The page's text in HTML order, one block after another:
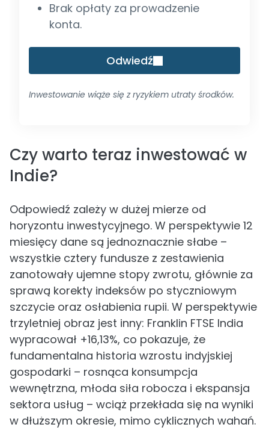
Brak opłaty za prowadzenie
konta.
Odwiedź
Inwestowanie wiąże się z ryzykiem utraty środków.
Czy warto teraz inwestować w
Indie?
Odpowiedź zależy w dużej mierze od
horyzontu inwestycyjnego. W perspektywie 12
miesięcy dane są jednoznacznie słabe –
wszystkie cztery fundusze z zestawienia
zanotowały ujemne stopy zwrotu, głównie za
sprawą korekty indeksów po styczniowym
szczycie oraz osłabienia rupii. W perspektywie
trzyletniej obraz jest inny: Franklin FTSE India
wypracował +16,13%, co pokazuje, że
fundamentalna historia wzrostu indyjskiej
gospodarki – rosnąca konsumpcja
wewnętrzna, młoda siła robocza i ekspansja
sektora usług – wciąż przekłada się na wyniki
w dłuższym okresie, mimo cyklicznych wahań.